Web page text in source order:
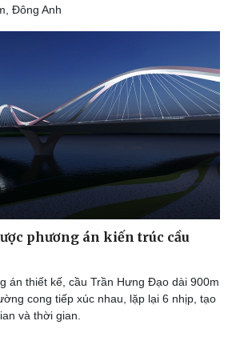
Nhà đẹp
Tình yêu - Gia đình
Đông Anh
phương án kiến trúc cầu
án thiết kế, cầu Trần Hưng Đạo dài 900m
cong tiếp xúc nhau, lặp lại 6 nhịp, tạo
và thời gian.